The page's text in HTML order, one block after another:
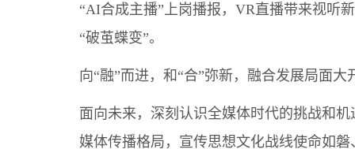
“AI合成主播”上岗播报，VR直播带来视听
“破茧蝶变”。
向“融”而进，和“合”弥新，融合发展局面
面向未来，深刻认识全媒体时代的挑战和
媒体传播格局，宣传思想文化战线使命如磐